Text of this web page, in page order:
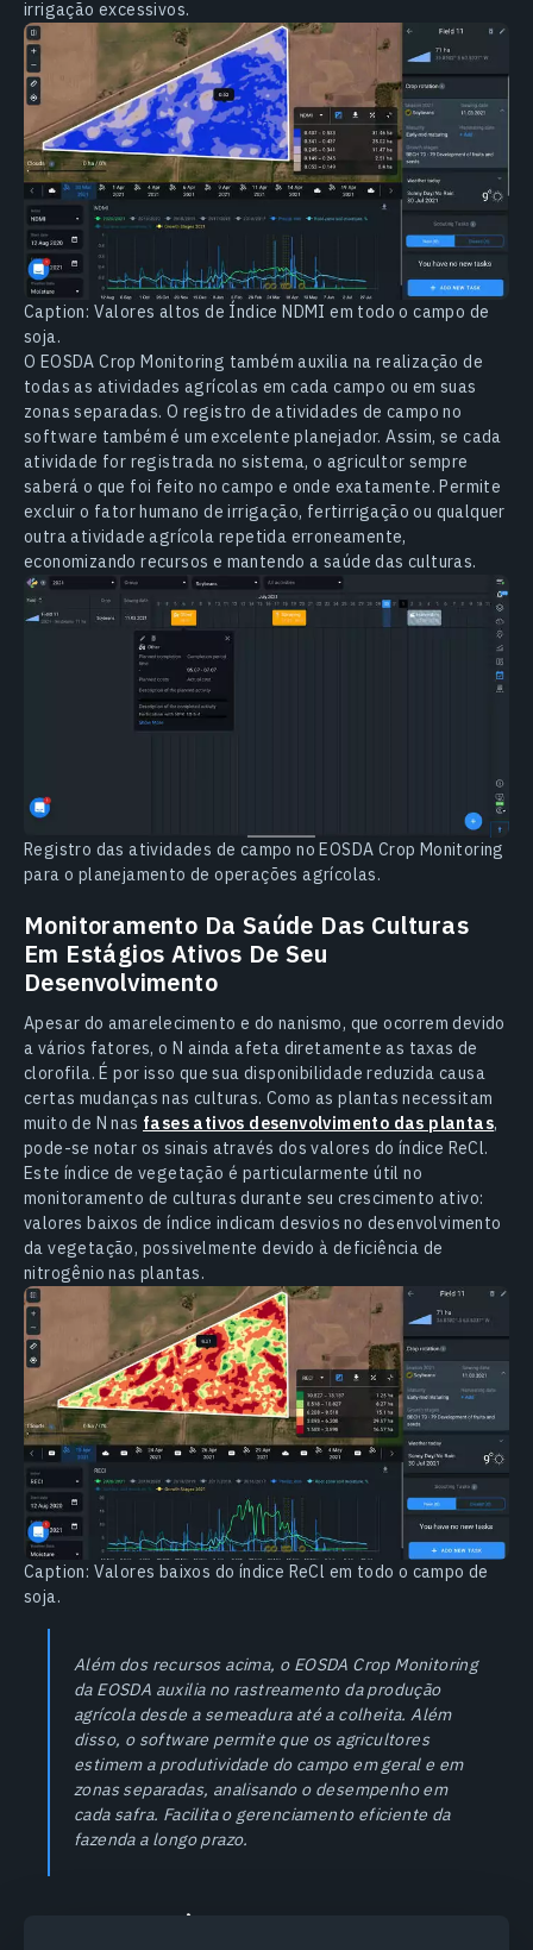
irrigação excessivos.
Caption: Valores altos de Índice NDMI em todo o campo de
soja.
O EOSDA Crop Monitoring também auxilia na realização de
todas as atividades agrícolas em cada campo ou em suas
zonas separadas. O registro de atividades de campo no
software também é um excelente planejador. Assim, se cada
atividade for registrada no sistema, o agricultor sempre
saberá o que foi feito no campo e onde exatamente. Permite
excluir o fator humano de irrigação, fertirrigação ou qualquer
outra atividade agrícola repetida erroneamente,
economizando recursos e mantendo a saúde das culturas.
Registro das atividades de campo no EOSDA Crop Monitoring
para o planejamento de operações agrícolas.
Monitoramento Da Saúde Das Culturas
Em Estágios Ativos De Seu
Desenvolvimento
Apesar do amarelecimento e do nanismo, que ocorrem devido
a vários fatores, o N ainda afeta diretamente as taxas de
clorofila. É por isso que sua disponibilidade reduzida causa
certas mudanças nas culturas. Como as plantas necessitam
muito de N nas fases ativos desenvolvimento das plantas,
pode-se notar os sinais através dos valores do índice ReCl.
Este índice de vegetação é particularmente útil no
monitoramento de culturas durante seu crescimento ativo:
valores baixos de índice indicam desvios no desenvolvimento
da vegetação, possivelmente devido à deficiência de
nitrogênio nas plantas.
Caption: Valores baixos do índice ReCl em todo o campo de
soja.
Além dos recursos acima, o EOSDA Crop Monitoring
da EOSDA auxilia no rastreamento da produção
agrícola desde a semeadura até a colheita. Além
disso, o software permite que os agricultores
estimem a produtividade do campo em geral e em
zonas separadas, analisando o desempenho em
cada safra. Facilita o gerenciamento eficiente da
fazenda a longo prazo.